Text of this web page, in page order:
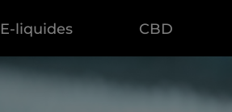
E-liquides CBD